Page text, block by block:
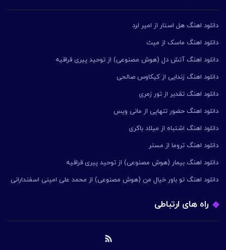
دانلود اهنگ هل استار از امیر لرد
دانلود اهنگ ماسک از میث
دانلود اهنگ آتش دل (هوش مصنوعی) از توحید پیری قراقیه
دانلود اهنگ زندایی از کیکاوس صالحی
دانلود اهنگ تقدیر از تور زمری
دانلود اهنگ حضور تنهایی از مانی ویس
دانلود اهنگ اشتباه از میلاد باکری
دانلود اهنگ تروما از مستر
دانلود اهنگ بیمار (هوش مصنوعی) از توحید پیری قراقیه
دانلود اهنگ تو باور خیال من (هوش مصنوعی) از محمد علی امینی اسفندارانی
راه های ارتباطی